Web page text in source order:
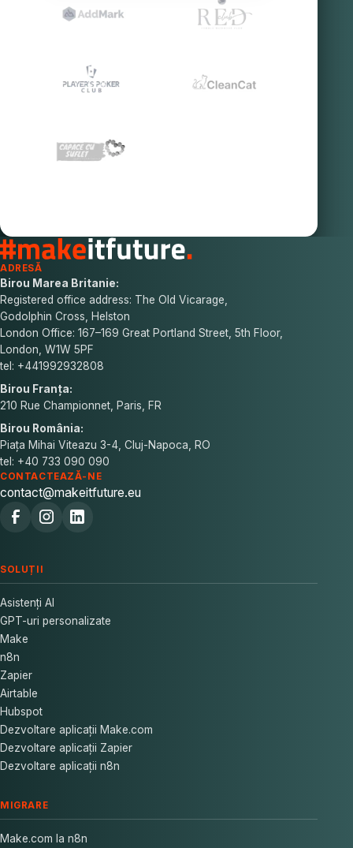
ADRESĂ
Birou Marea Britanie:
Registered office address: The Old Vicarage,
Godolphin Cross, Helston
London Office: 167–169 Great Portland Street, 5th Floor,
London, W1W 5PF
tel: +441992932808
Birou Franța:
210 Rue Championnet, Paris, FR
Birou România:
Piața Mihai Viteazu 3-4, Cluj-Napoca, RO
tel: +40 733 090 090
CONTACTEAZĂ-NE
contact@makeitfuture.eu
SOLUȚII
Asistenți AI
GPT-uri personalizate
Make
n8n
Zapier
Airtable
Hubspot
Dezvoltare aplicații Make.com
Dezvoltare aplicații Zapier
Dezvoltare aplicații n8n
MIGRARE
Make.com la n8n